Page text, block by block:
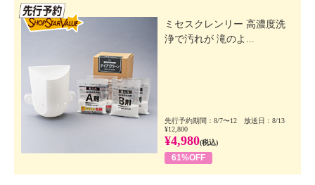
ミセスクレンリー 高濃度洗
浄で汚れが 滝のよ...
先行予約期間：8/7〜12 放送日：8/13
¥12,800
¥4,980(税込)
61%OFF